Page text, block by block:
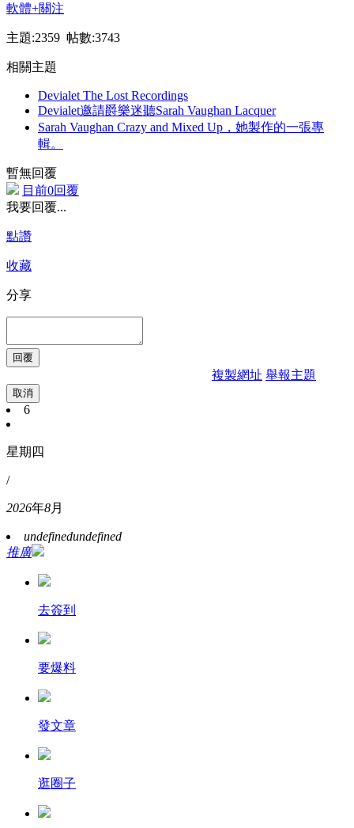
軟體+關注
主題:2359 帖數:3743
相關主題
Devialet The Lost Recordings
Devialet邀請爵樂迷聽Sarah Vaughan Lacquer
Sarah Vaughan Crazy and Mixed Up，她製作的一張專
輯。
暫無回覆
目前0回覆
我要回覆...
點讚
收藏
分享
複製網址 舉報主題
取消
6
星期四
/
2026年8月
undefinedundefined
推廣
去簽到
要爆料
發文章
逛圈子